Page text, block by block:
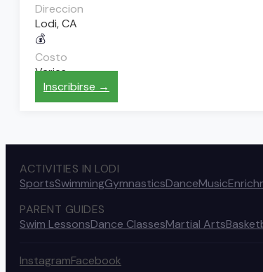
Direccion
Lodi, CA
💰
Costo
Varies
Inscribirse →
ACTIVITIES IN LODI
SportsSwimmingGymnasticsDanceMusic
PARENT GUIDES
Swim LessonsDance ClassesMartial Arts
InstagramFacebook